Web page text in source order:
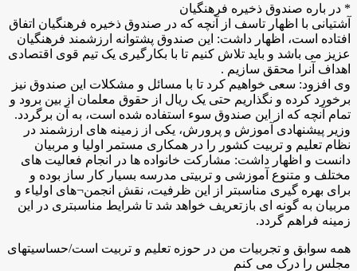
* در باره صندوق ذخیره فرهنگیان
آشتیانی با اظهار تاسف از آنچه که در صندوق ذخیره فرهنگیان اتفاق
افتاده است، اظهار داشت: این صندوق پشتوانه ارزشمند فرهنگیان
عزیز می باشد و باید تلاش کنیم تا با بکارگیری یک تیم قوی اقتصادی
اهداف آنرا محقق سازیم .
وی افزود: سعی خواهیم کرد تا با مسائل و مشکلات این صندوق نیز
برخورد کرده و نگذاریم حتی یک ریال از حقوق معلمان از بین برود و
تمام آنچه که از این صندوق سوء استفاده شده است، به آن برگردد.
وزیر پیشنهادی آموزش و پرورش، یکی از زمینه های ارزشمند در
نظام تعلیم و تربیت کشور را در همکاری مستمر اولیا و مربیان
دانست و اظهار داشت: مشارکت خانواده ها در انجام فعالیت های
مختلف و متنوع آموزشی و تربیتی مدرسه بسیار کار ساز بوده و
برای بهره گیری مناسبتر از این ظرفیت، نقش انجمن¬های اولیاء و
مربیان به گونه ای بازتعریف خواهد شد تا شرایط مناسبتری در این
زمینه فراهم گردد.
همه سوابق و تجربیات من در حوزه تعلیم و تربیت است/حساسیتهای
مجلس را درک می کنم